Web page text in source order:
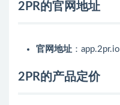
2PR的官网地址
官网地址 ：app.2pr.io
2PR的产品定价